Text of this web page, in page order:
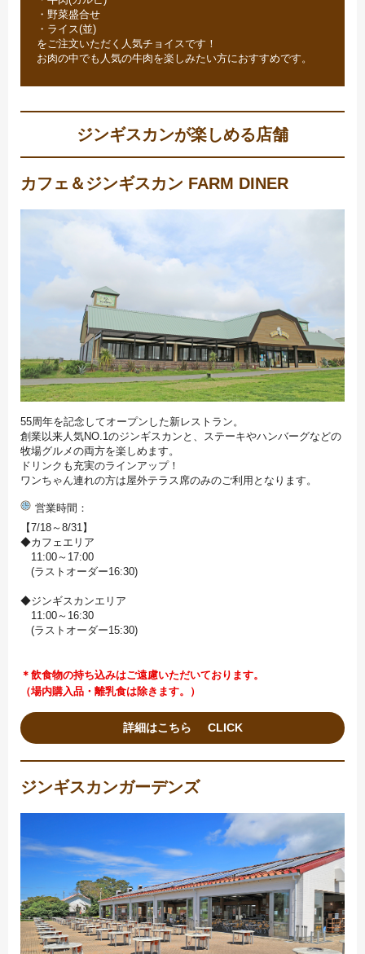
・野菜盛合せ
・ライス(並)
をご注文いただく人気チョイスです！
お肉の中でも人気の牛肉を楽しみたい方におすすめです。
ジンギスカンが楽しめる店舗
カフェ＆ジンギスカン FARM DINER
55周年を記念してオープンした新レストラン。
創業以来人気NO.1のジンギスカンと、ステーキやハンバーグなどの
牧場グルメの両方を楽しめます。
ドリンクも充実のラインアップ！
ワンちゃん連れの方は屋外テラス席のみのご利用となります。
営業時間
【7/18～8/31】
◆カフェエリア
11:00～17:00
(ラストオーダー16:30)
◆ジンギスカンエリア
11:00～16:30
(ラストオーダー15:30)
＊飲食物の持ち込みはご遠慮いただいております。
（場内購入品・離乳食は除きます。）
詳細はこちら
ジンギスカンガーデンズ